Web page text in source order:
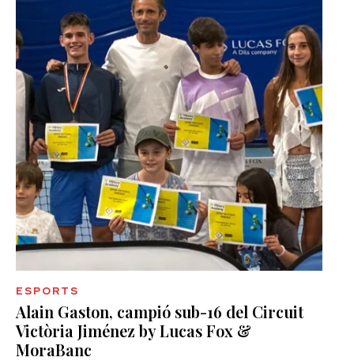
ESPORTS
Alain Gaston, campió sub-16 del Circuit
Victòria Jiménez by Lucas Fox &
MoraBanc